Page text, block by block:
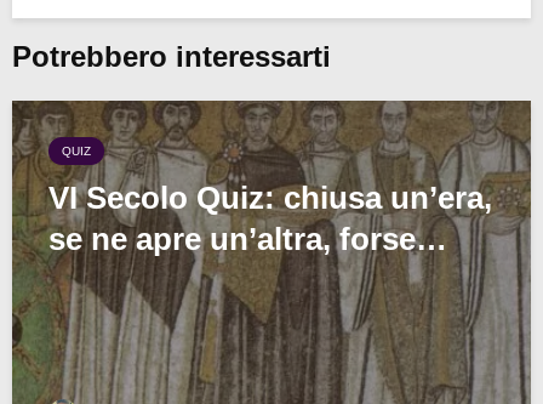
Potrebbero interessarti
QUIZ
VI Secolo Quiz: chiusa un’era,
se ne apre un’altra, forse…